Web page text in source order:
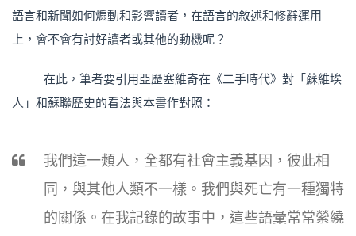
語言和新聞如何煽動和影響讀者，在語言的敘述和修辭運用
上，會不會有討好讀者或其他的動機呢？
在此，筆者要引用亞歷塞維奇在《二手時代》對「蘇維埃
人」和蘇聯歷史的看法與本書作對照：
我們這一類人，全都有社會主義基因，彼此相
同，與其他人類不一樣。我們與死亡有一種獨特
的關係。在我記錄的故事中，這些語彙常常縈繞